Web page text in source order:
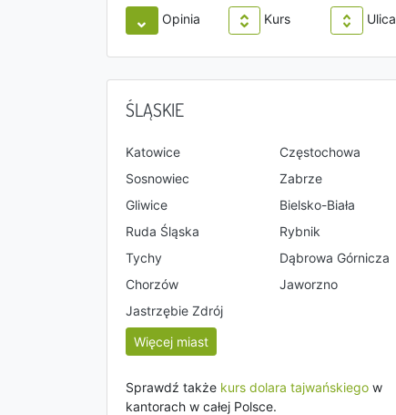
Opinia Kurs Ulica
ŚLĄSKIE
Katowice
Częstochowa
Sosnowiec
Zabrze
Gliwice
Bielsko-Biała
Ruda Śląska
Rybnik
Tychy
Dąbrowa Górnicza
Chorzów
Jaworzno
Jastrzębie Zdrój
Więcej miast
Sprawdź także kurs dolara tajwańskiego w
kantorach w całej Polsce.